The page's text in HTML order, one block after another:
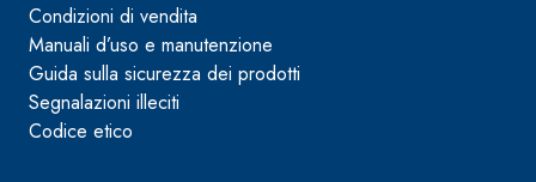
Condizioni di vendita
Manuali d’uso e manutenzione
Guida sulla sicurezza dei prodotti
Segnalazioni illeciti
Codice etico